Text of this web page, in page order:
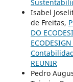
Isabel
de Freitas,
DO
ECODESIGN
REUNIR
Pedro